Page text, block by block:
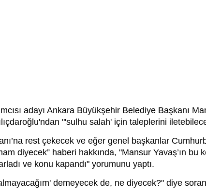
adayı Ankara Büyükşehir Belediye Başkanı
"'sulhu salah' için taleplerini
rest çekecek ve eğer genel başkanlar
diyecek” haberi hakkında, "Mansur Yavaş’ın bu
ve konu kapandı" yorumunu yaptı.
demeyecek de, ne diyecek?" diye soran